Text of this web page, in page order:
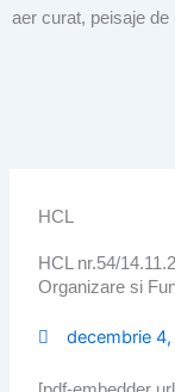
aer curat, peisaje
HCL
HCL nr.54/
Organizare si
decembrie